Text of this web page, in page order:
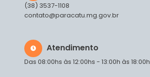
(38) 3537-1108
contato@paracatu.mg.gov.br
Atendimento
Das 08:00hs às 12:00hs - 13:00h às 18:00h